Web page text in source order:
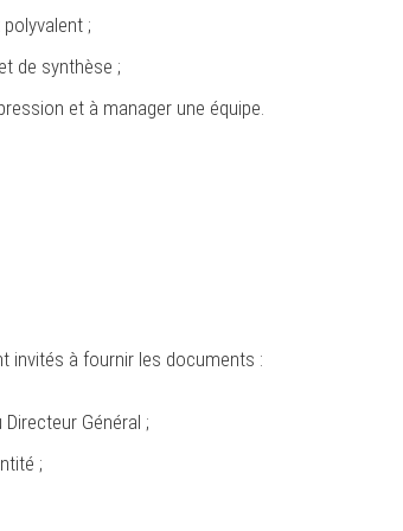
;
de synthèse ;
et à manager une équipe.
invités à fournir les documents :
Général ;
;